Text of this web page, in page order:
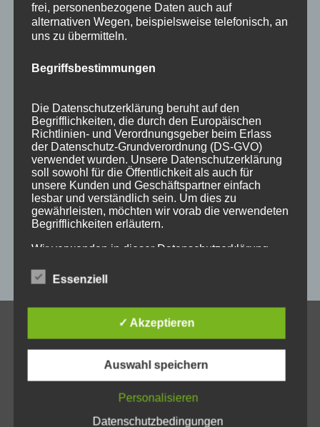
einzelanfertigungen firmenschilder gelasert
geschenk geschenkartikel
holz holzartikel holzbearbeitung
holzschild holzschilder holzwaren individuell
kempten laser lasergravur lasergravuren messe
messestand post schild schilder schilder aus holz
sulzberg weihnachten weihnachtsgeschenke
weihnachtsmarkt werbeartikel werbemittel
werbeschilder werbung _horizontal
KONTAKT
Allgäuer Holzschilder
frei, personenbezogene Daten auch auf
alternativen Wegen, beispielsweise telefonisch, an
uns zu übermitteln.
Begriffsbestimmungen
Die Datenschutzerklärung beruht auf den
Begrifflichkeiten, die durch den Europäischen
Richtlinien- und Verordnungsgeber beim Erlass
der Datenschutz-Grundverordnung (DS-GVO)
verwendet wurden. Unsere Datenschutzerklärung
soll sowohl für die Öffentlichkeit als auch für
unsere Kunden und Geschäftspartner einfach
lesbar und verständlich sein. Um dies zu
gewährleisten, möchten wir vorab die verwendeten
Begrifflichkeiten erläutern.
Wir verwenden in dieser Datenschutzerklärung
a) personenbezogene Daten
Personenbezogene Daten sind alle Informationen,
die sich auf eine identifizierte oder identifizierbare
Person") beziehen. Als identifizierbar wird eine
indirekt, insbesondere mittels Zuordnung zu einer
Essenziell
✓ Akzeptieren
Auswahl speichern
Personalisieren
Datenschutzbedingungen